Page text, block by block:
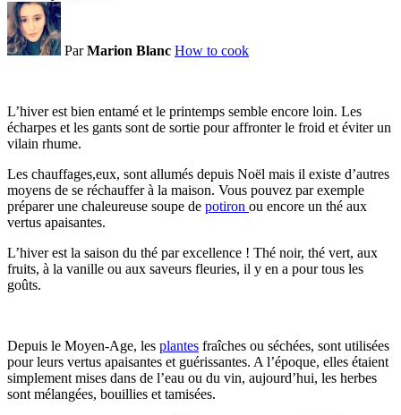
ParMarion Blanc How to cook
L’hiver est bien entamé et le printemps semble encore loin. Les
écharpes et les gants sont de sortie pour affronter le froid et éviter un
vilain rhume.
Les chauffages,eux, sont allumés depuis Noël mais il existe d’autres
moyens de se réchauffer à la maison. Vous pouvez par exemple
préparer une chaleureuse soupe de potiron ou encore un thé aux
vertus apaisantes.
L’hiver est la saison du thé par excellence ! Thé noir, thé vert, aux
fruits, à la vanille ou aux saveurs fleuries, il y en a pour tous les
goûts.
Depuis le Moyen-Age, les plantes fraîches ou séchées, sont utilisées
pour leurs vertus apaisantes et guérissantes. A l’époque, elles étaient
simplement mises dans de l’eau ou du vin, aujourd’hui, les herbes
sont mélangées, bouillies et tamisées.